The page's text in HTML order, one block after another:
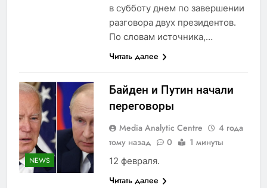
в субботу днем по завершении
разговора двух президентов.
По словам источника,…
Читать далее
NEWS
Байден и Путин начали
переговоры
Media Analytic Centre
4 года
тому назад
0 1 минуты
12 февраля.
Читать далее